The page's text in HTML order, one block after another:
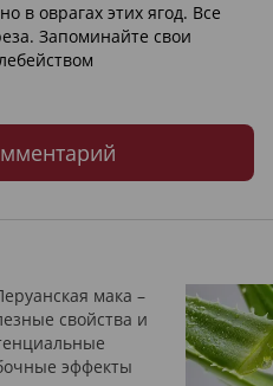
в оврагах этих ягод. Все
Запоминайте свои